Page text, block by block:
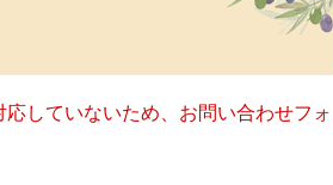
していないため、お問い合わせフォ